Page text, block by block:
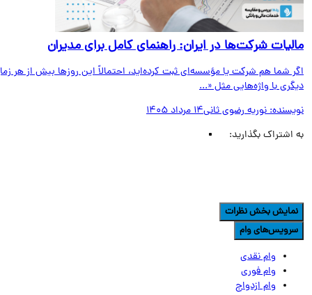
شرکت‌ها در ایران: راهنمای کامل برای مدیران
شما هم شرکت یا مؤسسه‌ای ثبت کرده‌اید، احتمالاً این روزها بیش از هر زمان
با واژه‌هایی مثل «...
نوریه رضوی ثانی14 مرداد 1405
اشتراک بگذارید:
بخش نظرات
وام
وام نقدی
وام فوری
وام ازدواج